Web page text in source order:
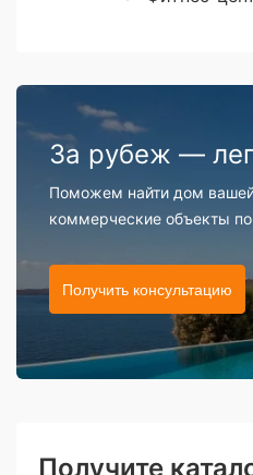
За рубеж —
Поможем найти дом
коммерческие объекты
Получить консультацию
Получите